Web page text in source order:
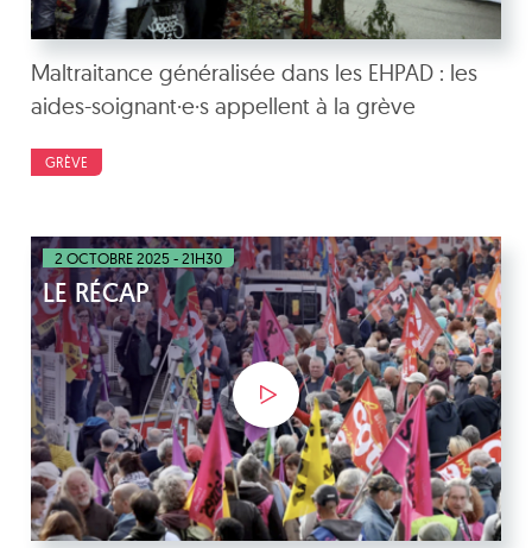
Maltraitance généralisée dans les EHPAD : les
aides-soignant·e·s appellent à la grève
GRÈVE
2 OCTOBRE 2025 - 21H30
LE RÉCAP